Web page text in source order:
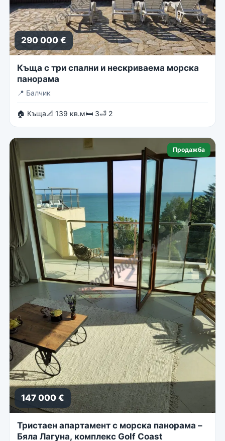
290 000 €
Къща с три спални и нескриваема морска
панорама
📍 Балчик
🏠 Къща📐 139 кв.м🛏 3🛁 2
Продажба
147 000 €
Тристаен апартамент с морска панорама –
Бяла Лагуна, комплекс Golf Coast